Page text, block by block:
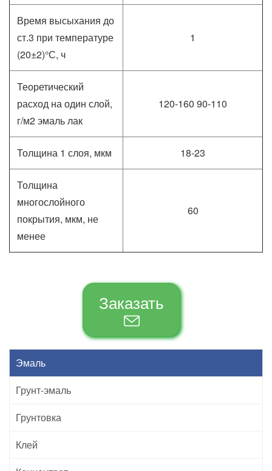
Время высыхания до
ст.3 при температуре
(20±2)°С, ч
1
Теоретический
расход на один слой,
г/м2 эмаль лак
120-160 90-110
Толщина 1 слоя, мкм 18-23
Толщина
многослойного
покрытия, мкм, не
менее
60
Заказать
Эмаль
Грунт-эмаль
Грунтовка
Клей